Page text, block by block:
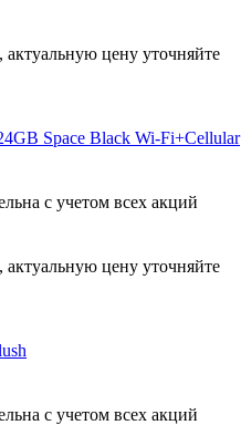
цену уточняйте
Space Black Wi-Fi+Cellular
с учетом всех акций
цену уточняйте
с учетом всех акций